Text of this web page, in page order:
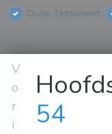
Oude Testament
V
o
r
i
54